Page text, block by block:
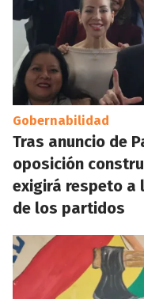
Gobernabilidad
Tras anuncio de
oposición
exigirá respeto a
de los partidos